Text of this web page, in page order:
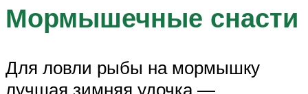
Мормышечные снасти
Для ловли рыбы на мормышку
лучшая зимняя удочка —